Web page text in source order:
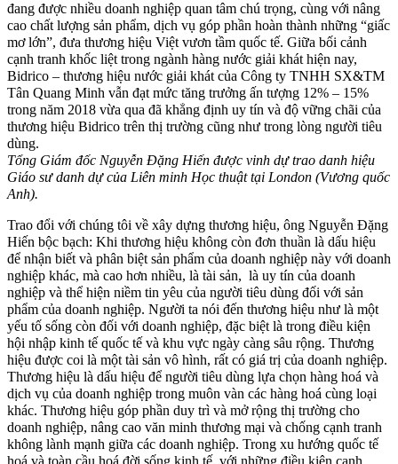
đang được nhiều doanh nghiệp quan tâm chú trọng, cùng với nâng
cao chất lượng sản phẩm, dịch vụ góp phần hoàn thành những “giấc
mơ lớn”, đưa thương hiệu Việt vươn tầm quốc tế. Giữa bối cảnh
cạnh tranh khốc liệt trong ngành hàng nước giải khát hiện nay,
Bidrico – thương hiệu nước giải khát của Công ty TNHH SX&TM
Tân Quang Minh vẫn đạt mức tăng trưởng ấn tượng 12% – 15%
trong năm 2018 vừa qua đã khẳng định uy tín và độ vững chãi của
thương hiệu Bidrico trên thị trường cũng như trong lòng người tiêu
dùng.
Tổng Giám đốc Nguyễn Đặng Hiến được vinh dự trao danh hiệu
Giáo sư danh dự của Liên minh Học thuật tại London (Vương quốc
Anh).
Trao đổi với chúng tôi về xây dựng thương hiệu, ông Nguyễn Đặng
Hiến bộc bạch: Khi thương hiệu không còn đơn thuần là dấu hiệu
để nhận biết và phân biệt sản phẩm của doanh nghiệp này với doanh
nghiệp khác, mà cao hơn nhiều, là tài sản, là uy tín của doanh
nghiệp và thể hiện niềm tin yêu của người tiêu dùng đối với sản
phẩm của doanh nghiệp. Người ta nói đến thương hiệu như là một
yếu tố sống còn đối với doanh nghiệp, đặc biệt là trong điều kiện
hội nhập kinh tế quốc tế và khu vực ngày càng sâu rộng. Thương
hiệu được coi là một tài sản vô hình, rất có giá trị của doanh nghiệp.
Thương hiệu là dấu hiệu để người tiêu dùng lựa chọn hàng hoá và
dịch vụ của doanh nghiệp trong muôn vàn các hàng hoá cùng loại
khác. Thương hiệu góp phần duy trì và mở rộng thị trường cho
doanh nghiệp, nâng cao văn minh thương mại và chống cạnh tranh
không lành mạnh giữa các doanh nghiệp. Trong xu hướng quốc tế
hoá và toàn cầu hoá đời sống kinh tế, với những điều kiện cạnh